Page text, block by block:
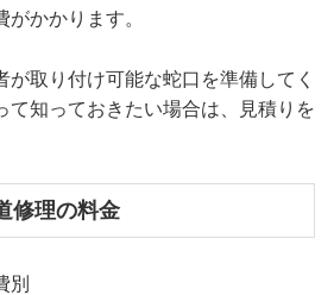
かかります。
が取り付け可能な蛇口を準備してく
て知っておきたい場合は、見積りを
修理の料金
別